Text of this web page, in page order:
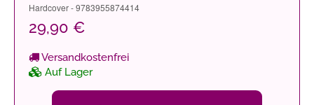
Hardcover - 9783955874414
29,90 €
Versandkostenfrei
Auf Lager